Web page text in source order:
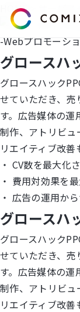
サービス
会社概要
代表挨拶
役員紹介
企業理念
コミクスアカデ
LINE登録
HOME>
-Webプロモーシ
グロースハ
グロースハック
せていただき、売
す。広告媒体の運
制作、アトリビュ
リエイティブ改善
・ CV数を最大化
・ 費用対効果を
・ 広告の運用か
グロースハ
グロースハック
せていただき、売
す。広告媒体の運
制作、アトリビュ
リエイティブ改善